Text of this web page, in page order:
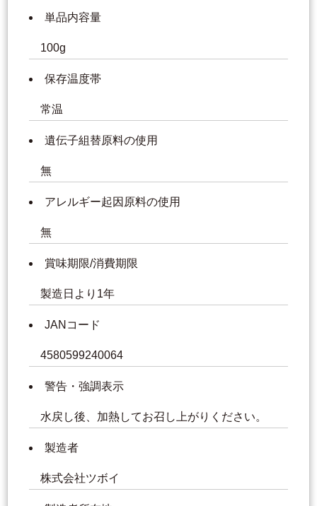
単品内容量
100g
保存温度帯
常温
遺伝子組替原料の使用
無
アレルギー起因原料の使用
無
賞味期限/消費期限
製造日より1年
JANコード
4580599240064
警告・強調表示
水戻し後、加熱してお召し上がりください。
製造者
株式会社ツボイ